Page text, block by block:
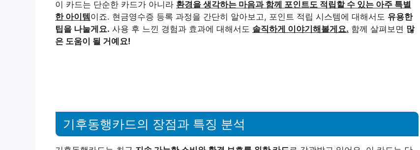
이 카드는 단순한 카드가 아니라 환경을 생각하는 마음과 함께 포인트도 적립할 수 있는 아주 특별
한 아이템 이죠. 현금영수증 등록 과정을 간단히 알아보고, 포인트 적립 시스템에 대해서도 유용한
팁을 나눌게요. 사용 후 느낀 경험과 효과에 대해서도 솔직하게 이야기해볼게요. 함께 살펴보면 많
은 도움이 될 거예요!
기후동행카드의 장점과 특징 분석